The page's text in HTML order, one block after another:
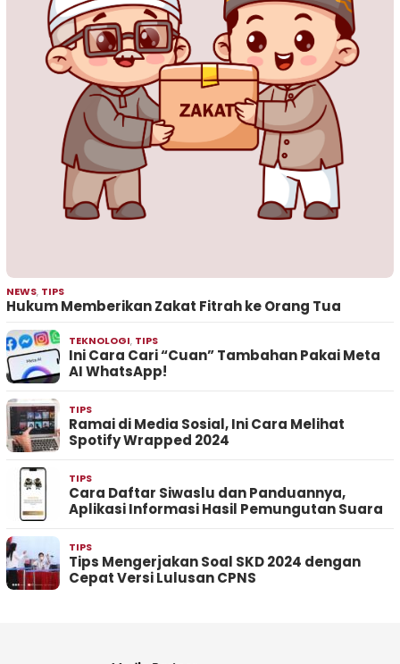
NEWS, TIPS
Hukum Memberikan Zakat Fitrah ke Orang Tua
TEKNOLOGI, TIPS
Ini Cara Cari “Cuan” Tambahan Pakai Meta
AI WhatsApp!
TIPS
Ramai di Media Sosial, Ini Cara Melihat
Spotify Wrapped 2024
TIPS
Cara Daftar Siwaslu dan Panduannya,
Aplikasi Informasi Hasil Pemungutan Suara
TIPS
Tips Mengerjakan Soal SKD 2024 dengan
Cepat Versi Lulusan CPNS